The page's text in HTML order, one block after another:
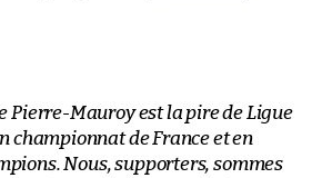
Pierre-Mauroy est la pire de Ligue
championnat de France et en
Nous, supporters, sommes